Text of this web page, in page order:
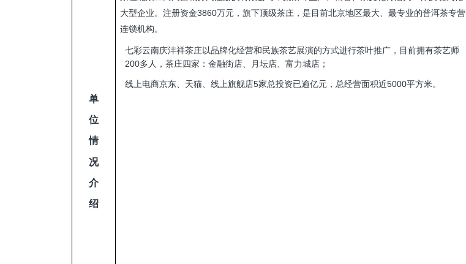
单
位
情
况
介
绍
大型企业。注册资金3860万元，旗下顶级茶庄，是目前北京地区最大、最专业的普洱茶专营
连锁机构。
七彩云南庆沣祥茶庄以品牌化经营和民族茶艺展演的方式进行茶叶推广，目前拥有茶艺师
200多人，茶庄四家：金融街店、月坛店、富力城店；
线上电商京东、天猫、线上旗舰店5家总投资已逾亿元，总经营面积近5000平方米。